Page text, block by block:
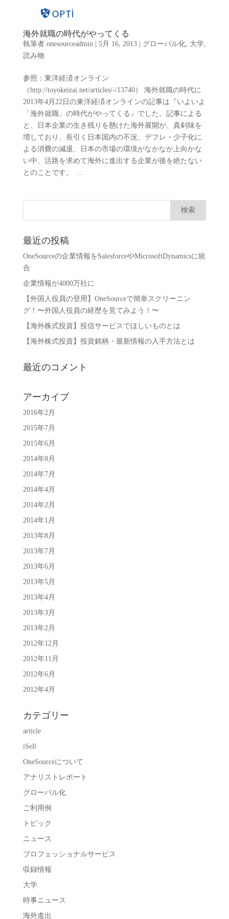
海外就職の時代がやってくる
執筆者 onesourceadmin| 5月 16, 2013| グローバル化, 大学,
読み物
参照：東洋経済オンライン
（http://toyokeizai.net/articles/-/13740） 海外就職の時代に
2013年4月22日の東洋経済オンラインの記事は『いよいよ
「海外就職」の時代がやってくる』でした。記事による
と、日本企業の生き残りを懸けた海外展開が、真剣味を
増しており、長引く日本国内の不況、デフレ・少子化に
よる消費の減退、日本の市場の環境がなかなか上向かな
い中、活路を求めて海外に進出する企業が後を絶たない
とのことです。 ...
最近の投稿
OneSourceの企業情報をSalesforceやMicrosoftDynamicsに統
合
企業情報が4000万社に
【外国人役員の登用】OneSourceで簡単スクリーニン
グ！〜外国人役員の経歴を見てみよう！〜
【海外株式投資】投信サービスでほしいものとは
【海外株式投資】投資銘柄・最新情報の入手方法とは
最近のコメント
アーカイブ
2016年2月
2015年7月
2015年6月
2014年8月
2014年7月
2014年4月
2014年2月
2014年1月
2013年8月
2013年7月
2013年6月
2013年5月
2013年4月
2013年3月
2013年2月
2012年12月
2012年11月
2012年6月
2012年4月
カテゴリー
article
iSell
OneSourceについて
アナリストレポート
グローバル化
ご利用例
トピック
ニュース
プロフェッショナルサービス
収録情報
大学
時事ニュース
海外進出